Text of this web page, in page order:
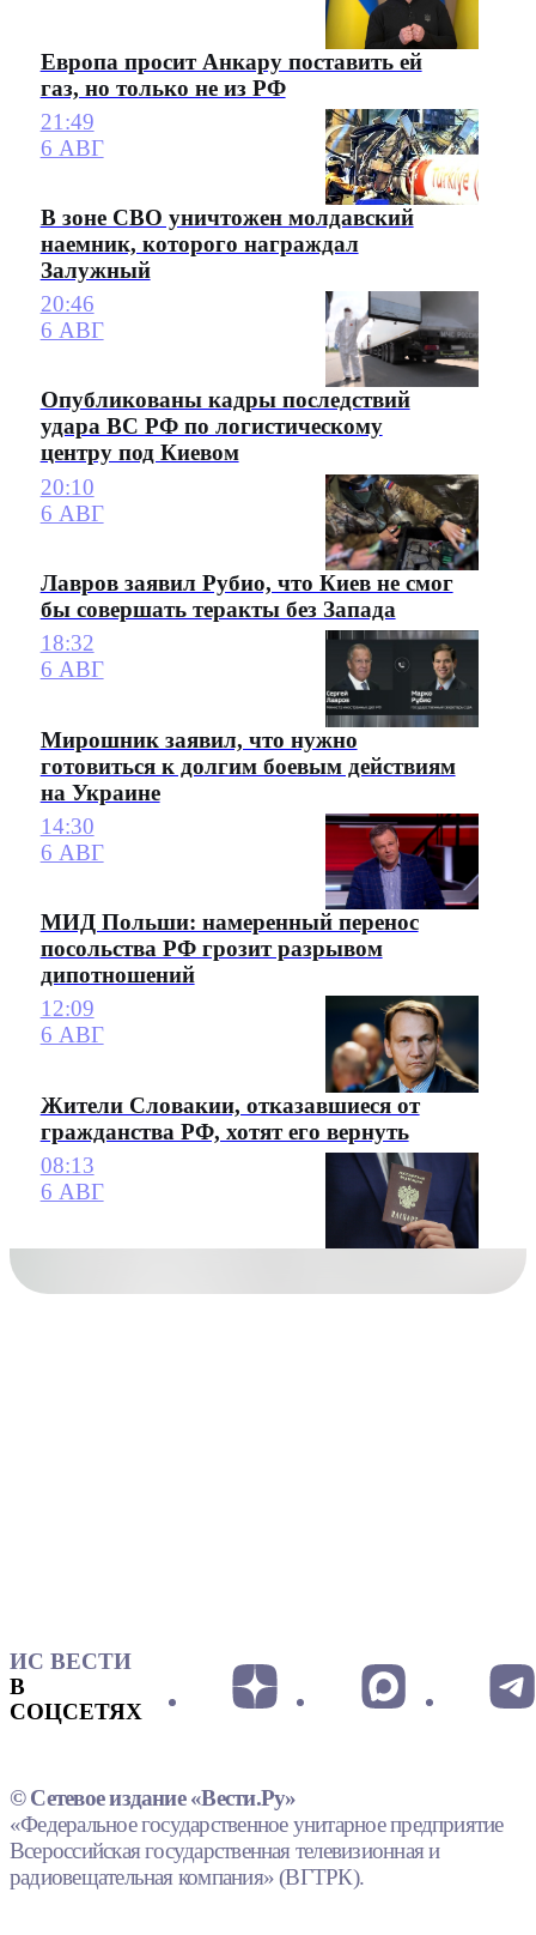
Европа просит Анкару поставить ей
газ, но только не из РФ
21:49
6 АВГ
В зоне СВО уничтожен молдавский
наемник, которого награждал
Залужный
20:46
6 АВГ
Опубликованы кадры последствий
удара ВС РФ по логистическому
центру под Киевом
20:10
6 АВГ
Лавров заявил Рубио, что Киев не смог
бы совершать теракты без Запада
18:32
6 АВГ
Мирошник заявил, что нужно
готовиться к долгим боевым действиям
на Украине
14:30
6 АВГ
МИД Польши: намеренный перенос
посольства РФ грозит разрывом
дипотношений
12:09
6 АВГ
Жители Словакии, отказавшиеся от
гражданства РФ, хотят его вернуть
08:13
6 АВГ
ИС ВЕСТИ
В
СОЦСЕТЯХ
© Сетевое издание «Вести.Ру»
«Федеральное государственное унитарное предприятие
Всероссийская государственная телевизионная и
радиовещательная компания» (ВГТРК).